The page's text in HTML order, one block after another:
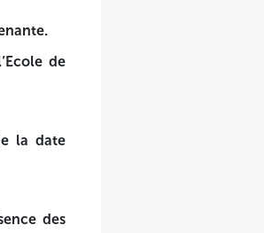
aknoun à l’adresse ci-après :
de
la date
des